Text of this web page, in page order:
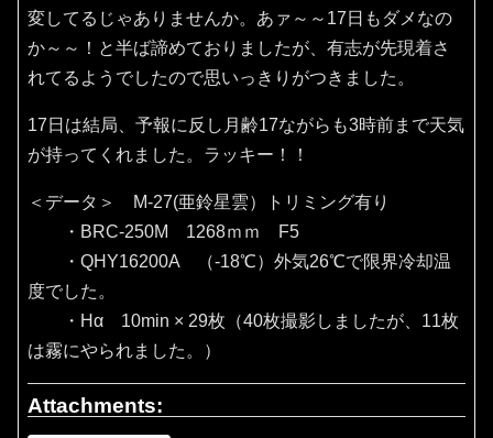
変してるじゃありませんか。あァ～～17日もダメなの
か～～！と半ば諦めておりましたが、有志が先現着さ
れてるようでしたので思いっきりがつきました。
17日は結局、予報に反し月齢17ながらも3時前まで天気
が持ってくれました。ラッキー！！
＜データ＞ M-27(亜鈴星雲）トリミング有り
・BRC-250M 1268ｍｍ F5
・QHY16200A （‐18℃）外気26℃で限界冷却温
度でした。
・Hα 10min × 29枚（40枚撮影しましたが、11枚
は霧にやられました。）
Attachments: